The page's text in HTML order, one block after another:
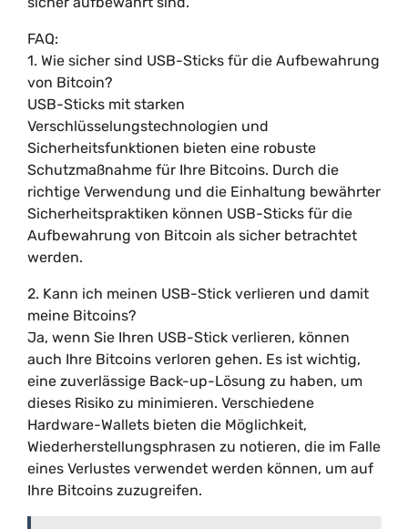
FAQ:
1. Wie sicher sind USB-Sticks für die Aufbewahrung
von Bitcoin?
USB-Sticks mit starken
Verschlüsselungstechnologien und
Sicherheitsfunktionen bieten eine robuste
Schutzmaßnahme für Ihre Bitcoins. Durch die
richtige Verwendung und die Einhaltung bewährter
Sicherheitspraktiken können USB-Sticks für die
Aufbewahrung von Bitcoin als sicher betrachtet
werden.
2. Kann ich meinen USB-Stick verlieren und damit
meine Bitcoins?
Ja, wenn Sie Ihren USB-Stick verlieren, können
auch Ihre Bitcoins verloren gehen. Es ist wichtig,
eine zuverlässige Back-up-Lösung zu haben, um
dieses Risiko zu minimieren. Verschiedene
Hardware-Wallets bieten die Möglichkeit,
Wiederherstellungsphrasen zu notieren, die im Falle
eines Verlustes verwendet werden können, um auf
Ihre Bitcoins zuzugreifen.